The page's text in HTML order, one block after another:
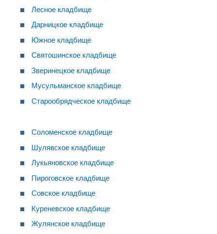
Лесное кладбище
Дарницкое кладбище
Южное кладбище
Святошинское кладбище
Зверинецкое кладбище
Мусульманское кладбище
Старообрядческое кладбище
Соломенское кладбище
Шулявское кладбище
Лукьяновское кладбище
Пироговское кладбище
Совское кладбище
Куреневское кладбище
Жулянское кладбище